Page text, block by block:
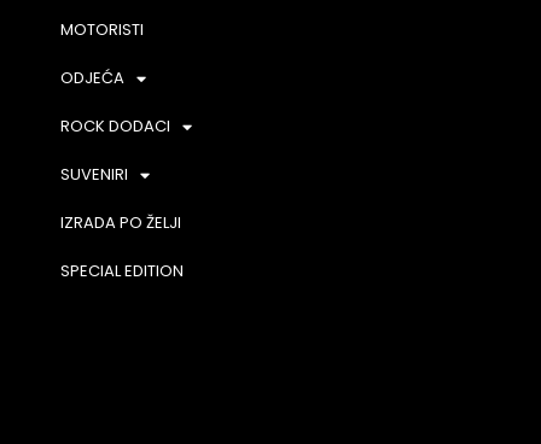
MOTORISTI
ODJEĆA
ROCK DODACI
SUVENIRI
IZRADA PO ŽELJI
SPECIAL EDITION